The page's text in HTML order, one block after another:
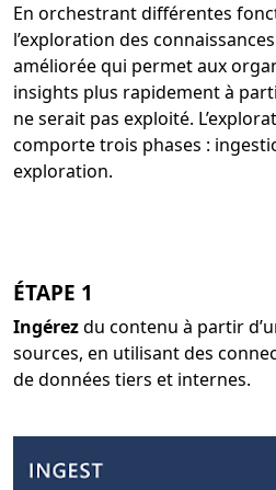
En orchestrant différentes
l’exploration des
améliorée qui permet aux
insights plus rapidement à
ne serait pas exploité.
comporte trois phases :
exploration.
ÉTAPE 1
Ingérezdu contenu à partir
sources, en utilisant des
de données tiers et internes.